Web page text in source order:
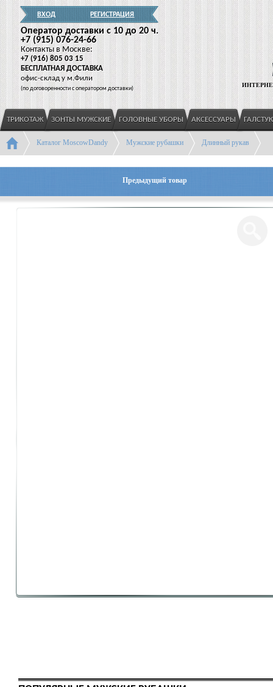
ВХОД РЕГИСТРАЦИЯ
Оператор доставки c 10 до 20 ч.
+7 (915) 076-24-66
Контакты в Москве:
+7 (916) 805 03 15
БЕСПЛАТНАЯ ДОСТАВКА
офис-склад у м.Фили
(по договоренности с оператором доставки)
ТРИКОТАЖ ЗОНТЫ МУЖСКИЕ ГОЛОВНЫЕ УБОРЫ АКСЕССУАРЫ
Каталог MoscowDandy Мужские рубашки Длинный рукав
Предыдущий товар